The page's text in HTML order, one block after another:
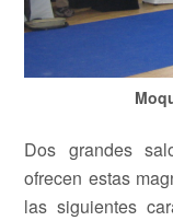
Dos grandes
ofrecen estas
las siguientes